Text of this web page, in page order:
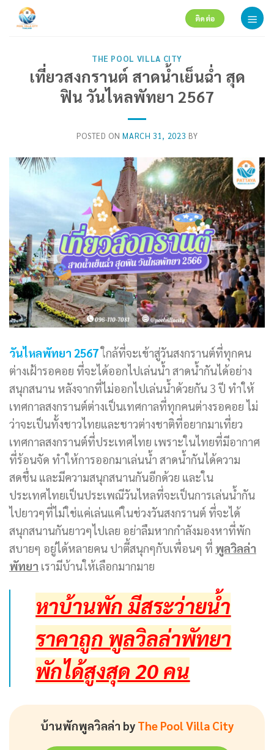
ติดต่อ
THE POOL VILLA CITY
เที่ยวสงกรานต์ สาดน้ำเย็นฉ่ำ สุด
ฟิน วันไหลพัทยา 2567
POSTED ONMARCH 31, 2023 BY
วันไหลพัทยา 2567ใกล้ที่จะเข้าสู่วันสงกรานต์ที่ทุกคน
ต่างเฝ้ารอคอย ที่จะได้ออกไปเล่นน้ำ สาดน้ำกันได้อย่าง
สนุกสนาน หลังจากที่ไม่ออกไปเล่นน้ำด้วยกัน 3 ปี ทำให้
เทศกาลสงกรานต์ต่างเป็นเทศกาลที่ทุกคนต่างรอคอย ไม่
ว่าจะเป็นทั้งชาวไทยและชาวต่างชาติที่อยากมาเที่ยว
เทศกาลสงกรานต์ที่ประเทศไทย เพราะในไทยที่มีอากาศ
ที่ร้อนจัด ทำให้การออกมาเล่นน้ำ สาดน้ำกันได้ความ
สดชื่น และมีความสนุกสนานกันอีกด้วย และใน
ประเทศไทยเป็นประเพณีวันไหลที่จะเป็นการเล่นน้ำกัน
ไปยาวๆที่ไม่ใช่แค่เล่นแค่ในช่วงวันสงกรานต์ ที่จะได้
สนุกสนานกันยาวๆไปเลย อย่าลืมหากกำลังมองหาที่พัก
สบายๆ อยู่ได้หลายคน ปาตี้สนุกๆกับเพื่อนๆ ที่ พูลวิลล่า
พัทยา เรามีบ้านให้เลือกมากมาย
หาบ้านพัก มีสระว่ายน้ำ
ราคาถูก พูลวิลล่าพัทยา
พักได้สูงสุด 20 คน
บ้านพักพูลวิลล่า by The Pool Villa City